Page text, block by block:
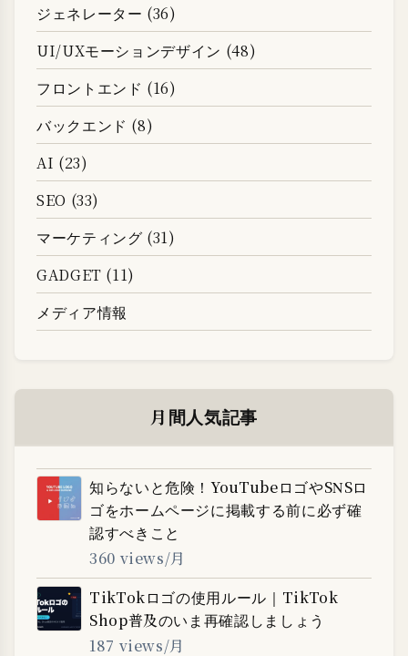
ジェネレーター (36)
UI/UXモーションデザイン (48)
フロントエンド (16)
バックエンド (8)
AI (23)
SEO (33)
マーケティング (31)
GADGET (11)
メディア情報
月間人気記事
知らないと危険！YouTubeロゴやSNSロ
ゴをホームページに掲載する前に必ず確
認すべきこと
360 views/月
TikTokロゴの使用ルール｜TikTok
Shop普及のいま再確認しましょう
187 views/月